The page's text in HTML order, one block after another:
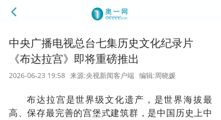
中央广播电视总台七集历史文化纪录片
《布达拉宫》即将重磅推出
2026-06-23 19:58 来源:央视新闻客户端 编辑:周晓媛
布达拉宫是世界级文化遗产，是世界海拔最
高、保存最完善的宫堡式建筑群，是中国历史上中